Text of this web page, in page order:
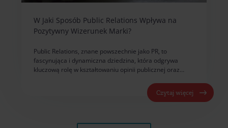
W Jaki Sposób Public Relations Wpływa na
Pozytywny Wizerunek Marki?
Public Relations, znane powszechnie jako PR, to
fascynująca i dynamiczna dziedzina, która odgrywa
kluczową rolę w kształtowaniu opinii publicznej oraz…
Czytaj więcej